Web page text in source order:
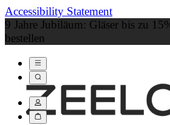
Accessibility Statement
9 Jahre Jubiläum: Gläser bis zu
bestellen